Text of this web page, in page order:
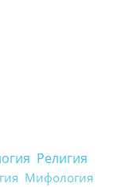
Религия
Мифология